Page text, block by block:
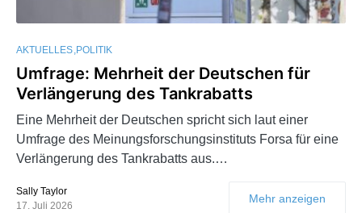
AKTUELLES POLITIK
Umfrage: Mehrheit der Deutschen für
Verlängerung des Tankrabatts
Eine Mehrheit der Deutschen spricht sich laut einer
Umfrage des Meinungsforschungsinstituts Forsa für eine
Verlängerung des Tankrabatts aus.…
Sally Taylor
17. Juli 2026
Mehr anzeigen